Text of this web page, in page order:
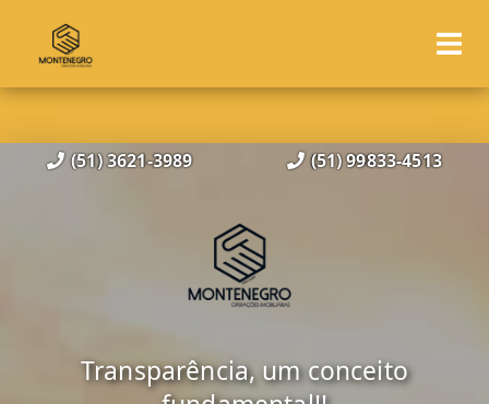
(51) 3621-3989 (51) 99833-4513
Transparência, um conceito